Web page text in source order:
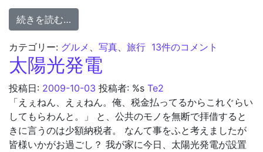
続きを読む…
カテゴリー: グルメ 、 写真、 旅行 香川〜高知〜広島〜岡山
13件のコメント
太陽光発電
投稿日: 2009-10-03 投稿者: %s Te2
「えぇねん、えぇねん。俺、税金払ってるからこれぐらい
してもらわんと。」 と、公共のモノを無断で拝借すると
きに言うのは少額納税者。 なんて事をふと考えましたが
皆様いかがお過ごし？ 我が家に今日、太陽光発電が設置